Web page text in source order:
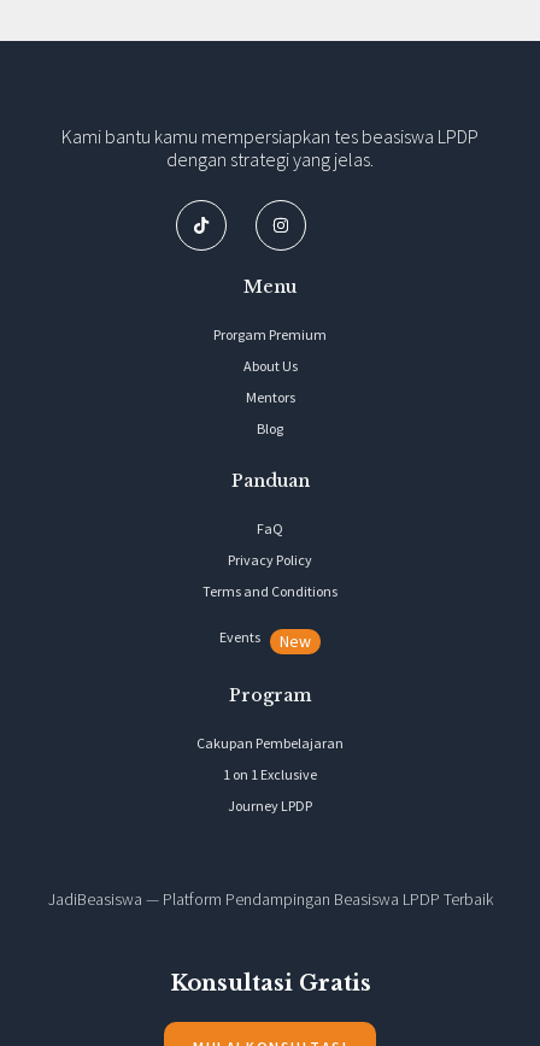
Kami bantu kamu mempersiapkan tes beasiswa LPDP
dengan strategi yang jelas.
Menu
Prorgam Premium
About Us
Mentors
Blog
Panduan
FaQ
Privacy Policy
Terms and Conditions
Events New
Program
Cakupan Pembelajaran
1 on 1 Exclusive
Journey LPDP
JadiBeasiswa — Platform Pendampingan Beasiswa LPDP Terbaik
Konsultasi Gratis